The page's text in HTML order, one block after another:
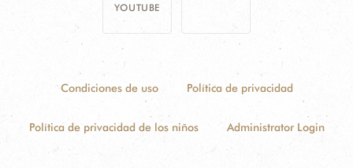
YOUTUBE
Condiciones de uso Política de privacidad
Política de privacidad de los niños Administrator Login